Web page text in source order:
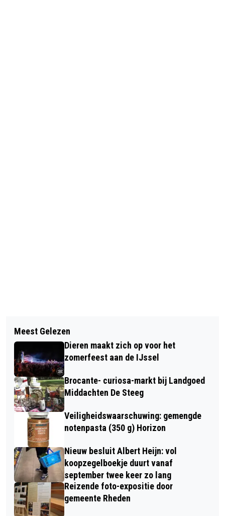
SINGER-SONGWRITER LEONIE MEIJER
IN DORPSKERK SPANKEREN
WIE WORDT ER GEOLOOG? ZELF
SCHATTEN ZOEKEN EN MAKEN IN DE
MEIVAKANTIE
Meest Gelezen
Dieren maakt zich op voor het
zomerfeest aan de IJssel
Brocante- curiosa-markt bij Landgoed
Middachten De Steeg
Veiligheidswaarschuwing: gemengde
notenpasta (350 g) Horizon
Nieuw besluit Albert Heijn: vol
koopzegelboekje duurt vanaf
september twee keer zo lang
Reizende foto-expositie door
gemeente Rheden